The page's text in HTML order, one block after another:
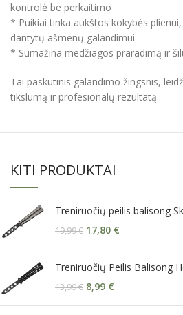
kontrolė be perkaitimo
* Puikiai tinka aukštos kokybės
dantytų ašmenų galandimui
* Sumažina medžiagos praradimą ir
Tai paskutinis galandimo žingsnis,
tikslumą ir profesionalų rezultatą.
KITI PRODUKTAI
Treniruočių peilis balisong
19,99€ 17,80 €
Treniruočių Peilis Balisong
13,99€ 8,99 €